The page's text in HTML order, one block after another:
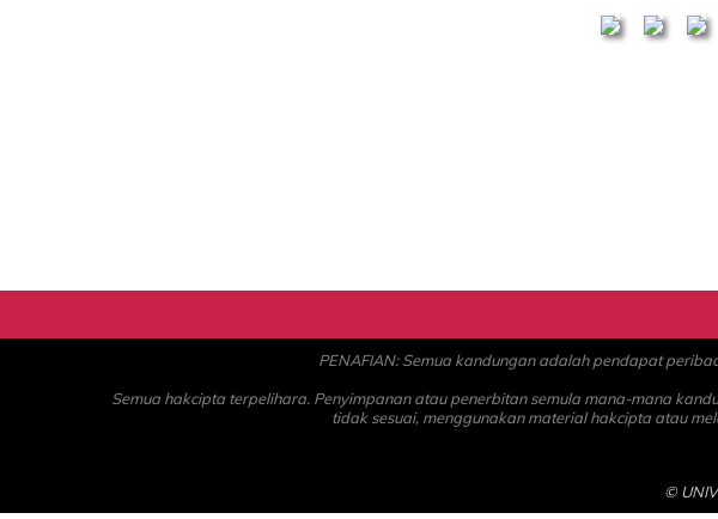
PENAFIAN: Semua kandungan adalah pendapat
Semua hakcipta terpelihara. Penyimpanan atau penerbitan semula mana-mana
tidak sesuai, menggunakan material hakcipta atau
©